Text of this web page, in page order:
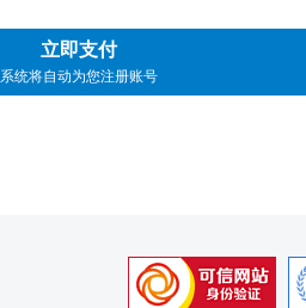
立即支付
系统将自动为您注册账号